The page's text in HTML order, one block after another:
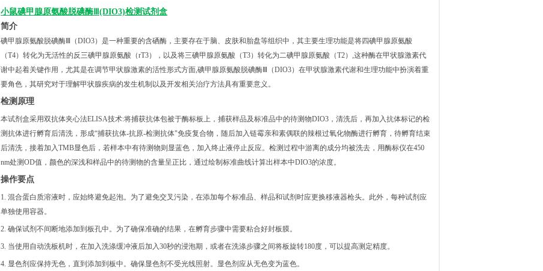
小鼠碘甲腺原氨酸脱碘酶Ⅲ(DIO3)检测试剂盒
简介
碘甲腺原氨酸脱碘酶Ⅲ（DIO3）是一种重要的含硒酶，主要存在于脑、皮肤和胎盘等组织中，其主要生理功能是将四碘甲腺原氨酸
（T4）转化为无活性的反三碘甲腺原氨酸（rT3），以及将三碘甲腺原氨酸（T3）转化为二碘甲腺原氨酸（T2）,这种酶在甲状腺激素代
谢中起着关键作用，尤其是在调节甲状腺激素的活性形式方面,碘甲腺原氨酸脱碘酶Ⅲ（DIO3）在甲状腺激素代谢和生理功能中扮演着重
要角色，其研究对于理解甲状腺疾病的发生机制以及开发相关治疗方法具有重要意义。
检测原理
本试剂盒采用双抗体夹心法ELISA技术:将捕获抗体包被于酶标板上，捕获样品及标准品中的待测物DIO3 ，清洗后，再加入抗体标记的检
测抗体进行孵育后清洗，形成“捕获抗体-抗原-检测抗体"免疫复合物，随后加入链霉亲和素偶联的辣根过氧化物酶进行孵育，待孵育结束
后清洗，接着加入TMB显色后，若样本中有待测物则显蓝色，加入终止液停止反应。检测过程中游离的成分均被洗去，用酶标仪在450
nm处测OD值，颜色的深浅和样品中的待测物的含量呈正比，通过绘制标准曲线计算出样本中DIO3的浓度。
操作要点
1. 混合蛋白质溶液时，应始终避免起泡。为了避免交叉污染，在添加每个标准品、样品和试剂时应更换移液器枪头。此外，每种试剂应
单独使用容器。
2. 确保试剂不间断地添加到板孔中。为了确保准确的结果，在孵育步骤中需要粘合好封板膜。
3. 当使用自动洗板机时，在加入洗涤缓冲液后加入30秒的浸泡期，或者在洗涤步骤之间将板旋转180度，可以提高测定精度。
4. 显色剂应保持无色，直到添加到板中。确保显色剂不受光线照射。显色剂应从无色变为蓝色。